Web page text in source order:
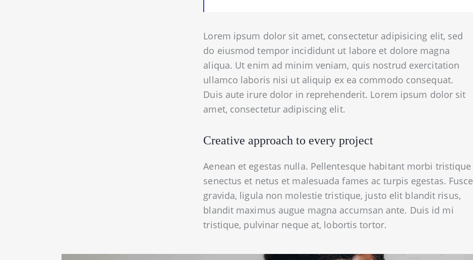
Lorem ipsum dolor sit amet, consectetur adipisicing elit, sed
do eiusmod tempor incididunt ut labore et dolore magna
aliqua. Ut enim ad minim veniam, quis nostrud exercitation
ullamco laboris nisi ut aliquip ex ea commodo consequat.
Duis aute irure dolor in reprehenderit. Lorem ipsum dolor sit
amet, consectetur adipiscing elit.
Creative approach to every project
Aenean et egestas nulla. Pellentesque habitant morbi tristique
senectus et netus et malesuada fames ac turpis egestas. Fusce
gravida, ligula non molestie tristique, justo elit blandit risus,
blandit maximus augue magna accumsan ante. Duis id mi
tristique, pulvinar neque at, lobortis tortor.